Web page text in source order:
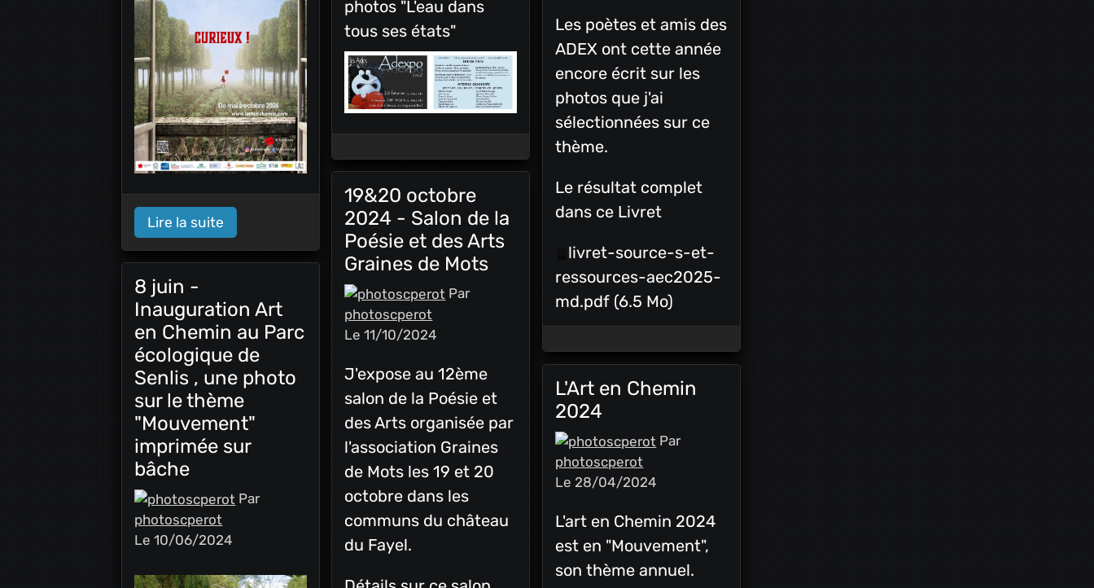
Lire la suite
photos "L'eau dans
tous ses états"
Les poètes et amis des
ADEX ont cette année
encore écrit sur les
photos que j'ai
sélectionnées sur ce
thème.
Le résultat complet
dans ce Livret
livret-source-s-et-
ressources-aec2025-
md.pdf (6.5 Mo)
19&20 octobre
2024 - Salon de la
Poésie et des Arts
Graines de Mots
Par
photoscperot
Le 11/10/2024
J'expose au 12ème
salon de la Poésie et
des Arts organisée par
l'association Graines
de Mots les 19 et 20
octobre dans les
communs du château
du Fayel.
8 juin -
Inauguration Art
en Chemin au Parc
écologique de
Senlis , une photo
sur le thème
"Mouvement"
imprimée sur
bâche
Par
photoscperot
Le 10/06/2024
L'Art en Chemin
2024
Par
photoscperot
Le 28/04/2024
L'art en Chemin 2024
est en "Mouvement",
son thème annuel.